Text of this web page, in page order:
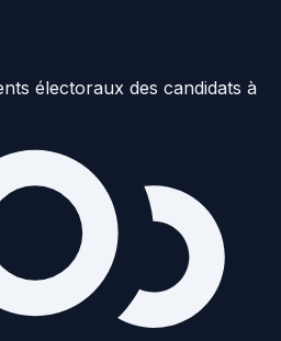
électoraux des candidats à